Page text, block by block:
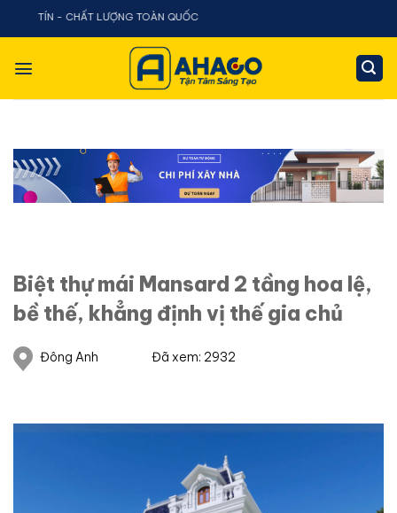
Chuyển
dung
- CHẤT LƯỢNG TOÀN QUỐC
Biệt thự mái Mansard 2 tầng hoa lệ,
bề thế, khẳng định vị thế gia chủ
Đông Anh Đã xem: 2932